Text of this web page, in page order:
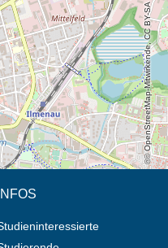
© OpenStreetMap-Mitwirkende, CC BY-SA
INFOS